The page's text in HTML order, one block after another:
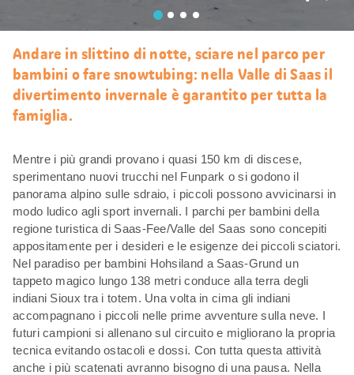
Andare in slittino di notte, sciare nel parco per
bambini o fare snowtubing: nella Valle di Saas il
divertimento invernale è garantito per tutta la
famiglia.
Mentre i più grandi provano i quasi 150 km di discese,
sperimentano nuovi trucchi nel Funpark o si godono il
panorama alpino sulle sdraio, i piccoli possono avvicinarsi in
modo ludico agli sport invernali. I parchi per bambini della
regione turistica di Saas-Fee/Valle del Saas sono concepiti
appositamente per i desideri e le esigenze dei piccoli sciatori.
Nel paradiso per bambini Hohsiland a Saas-Grund un
tappeto magico lungo 138 metri conduce alla terra degli
indiani Sioux tra i totem. Una volta in cima gli indiani
accompagnano i piccoli nelle prime avventure sulla neve. I
futuri campioni si allenano sul circuito e migliorano la propria
tecnica evitando ostacoli e dossi. Con tutta questa attività
anche i più scatenati avranno bisogno di una pausa. Nella